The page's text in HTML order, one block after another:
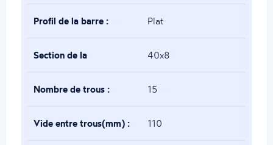
Profil de la barre : Plat
Section de la
barre(mm) :
40x8
Nombre de trous : 15
Vide entre trous(mm) : 110